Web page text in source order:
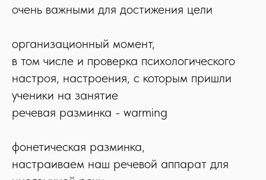
очень важными для достижения цели
организационный момент,
в том числе и проверка психологического
настроя, настроения, с которым пришли
ученики на занятие
речевая разминка - warming
фонетическая разминка,
настраиваем наш речевой аппарат для